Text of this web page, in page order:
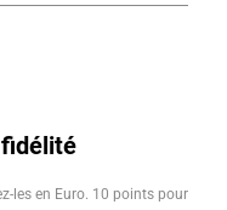
les en Euro. 10 points pour